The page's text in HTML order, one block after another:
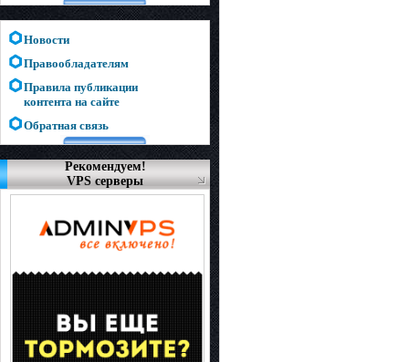
Новости
Правообладателям
Правила публикации
контента на сайте
Обратная связь
Рекомендуем!
VPS серверы